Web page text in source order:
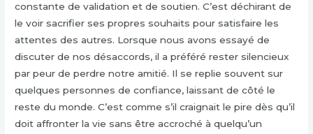
constante de validation et de soutien. C’est déchirant de
le voir sacrifier ses propres souhaits pour satisfaire les
attentes des autres. Lorsque nous avons essayé de
discuter de nos désaccords, il a préféré rester silencieux
par peur de perdre notre amitié. Il se replie souvent sur
quelques personnes de confiance, laissant de côté le
reste du monde. C’est comme s’il craignait le pire dès qu’il
doit affronter la vie sans être accroché à quelqu’un